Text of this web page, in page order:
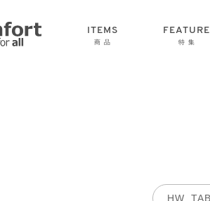
ITEMS
商 品
FEATURE
特 集